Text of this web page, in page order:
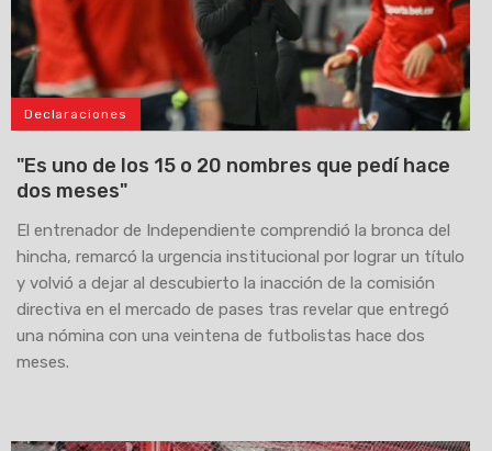
Declaraciones
"Es uno de los 15 o 20 nombres que pedí hace
dos meses"
El entrenador de Independiente comprendió la bronca del
hincha, remarcó la urgencia institucional por lograr un título
y volvió a dejar al descubierto la inacción de la comisión
directiva en el mercado de pases tras revelar que entregó
una nómina con una veintena de futbolistas hace dos
meses.